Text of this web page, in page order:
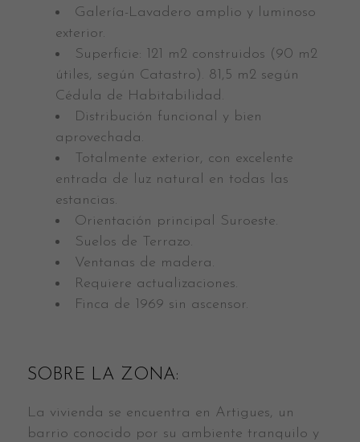
Galería-Lavadero amplio y luminoso
exterior.
Superficie: 121 m2 construidos (90 m2
útiles, según Catastro). 81,5 m2 según
Cédula de Habitabilidad.
Distribución funcional y bien
aprovechada.
Totalmente exterior, con excelente
entrada de luz natural en todas las
estancias.
Orientación principal Suroeste.
Suelos de Terrazo.
Ventanas de madera.
Requiere actualizaciones.
Finca de 1969 sin ascensor.
SOBRE LA ZONA:
La vivienda se encuentra en Artigues, un
barrio conocido por su ambiente tranquilo y